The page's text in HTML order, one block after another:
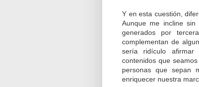
Y en esta cuestión,
Aunque me incline
generados por
complementan de
sería ridículo afirmar
contenidos que
personas que sepan
enriquecer nuestra